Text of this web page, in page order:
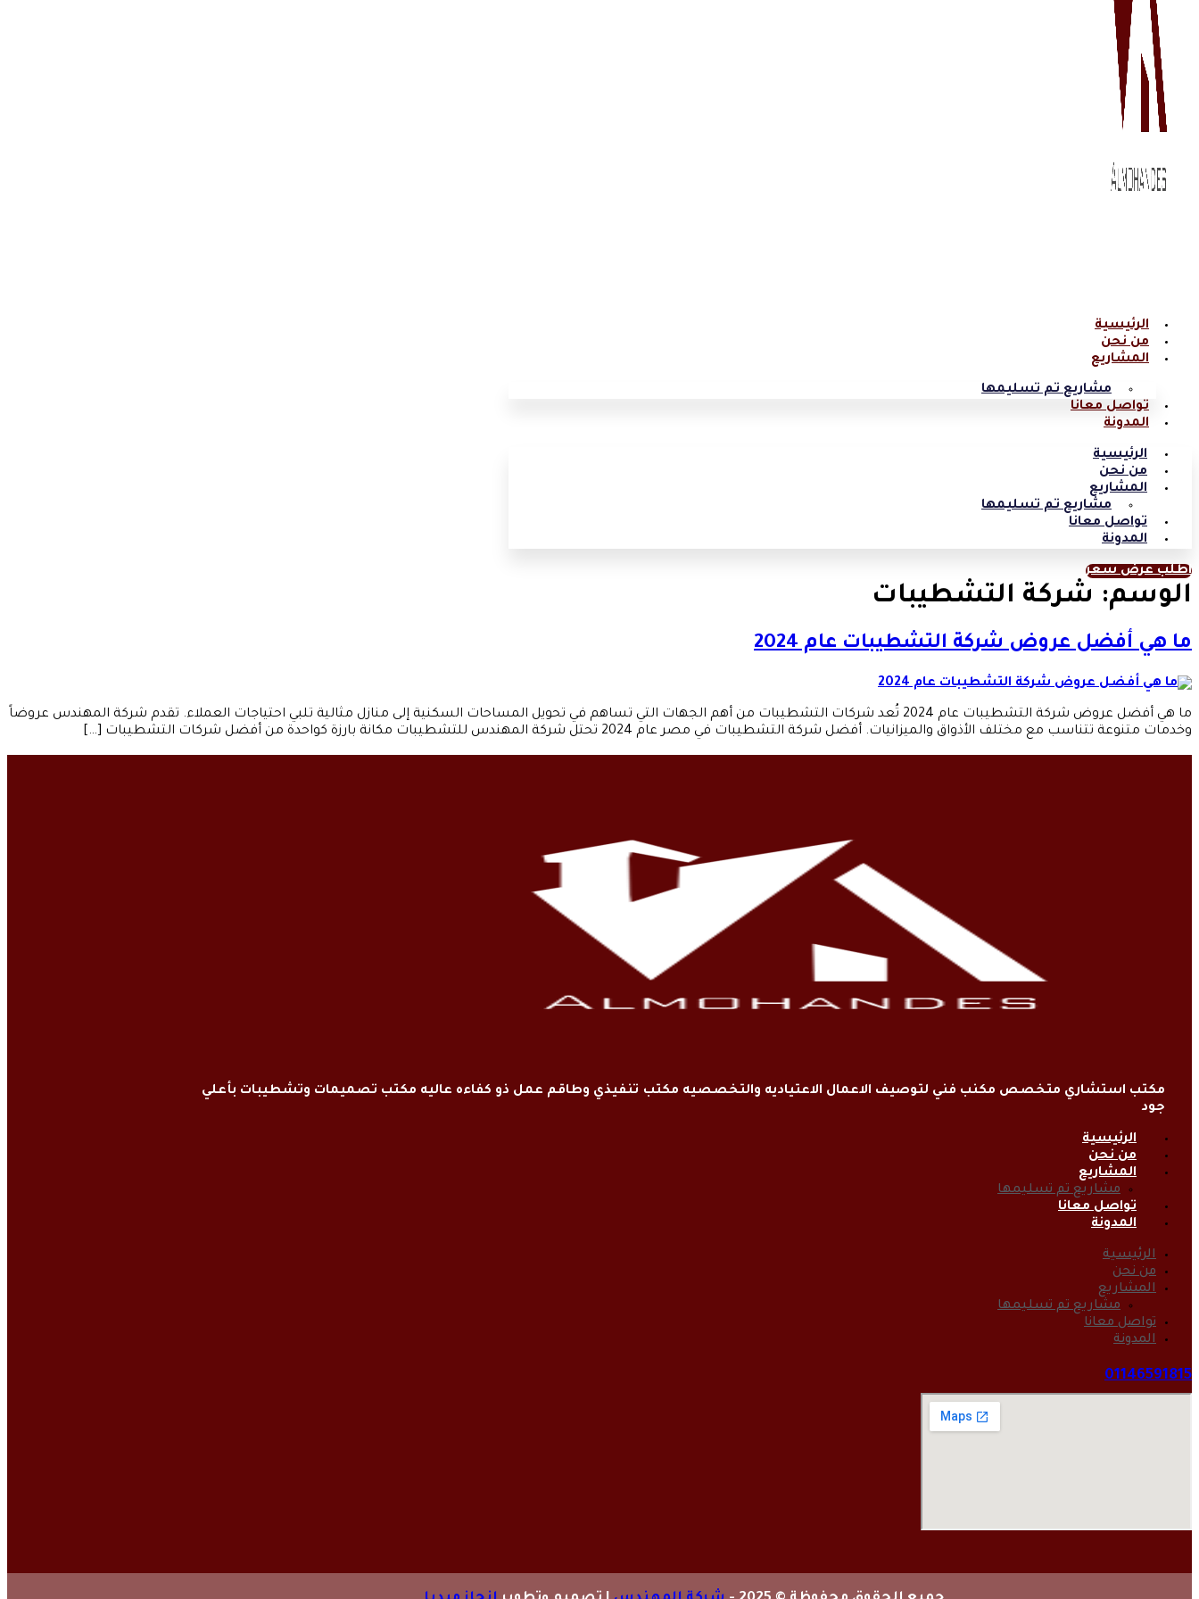
الرئيسية
من نحن
المشاريع
مشاريع تم تسليمها
تواصل معانا
المدونة
الرئيسية
من نحن
المشاريع
مشاريع تم تسليمها
تواصل معانا
المدونة
اطلب عرض سعر
الوسم: شركة التشطيبات
ما هي أفضل عروض شركة التشطيبات عام 2024
ما هي أفضل عروض شركة التشطيبات عام 2024 تُعد شركات التشطيبات من أهم الجهات التي تساهم في تحويل المساحات السكنية إلى منازل مثالية تلبي احتياجات العملاء. تقدم شركة المهندس عروضاً
وخدمات متنوعة تتناسب مع مختلف الأذواق والميزانيات. أفضل شركة التشطيبات في مصر عام 2024 تحتل شركة المهندس للتشطيبات مكانة بارزة كواحدة من أفضل شركات التشطيبات […]
مكتب استشاري متخصص مكنب فني لتوصيف الاعمال الاعتياديه والتخصصيه مكتب تنفيذي وطاقم عمل ذو كفاءه عاليه مكتب تصميمات وتشطيبات بأعلي
جود
الرئيسية
من نحن
المشاريع
مشاريع تم تسليمها
تواصل معانا
المدونة
الرئيسية
من نحن
المشاريع
مشاريع تم تسليمها
تواصل معانا
المدونة
01146591815